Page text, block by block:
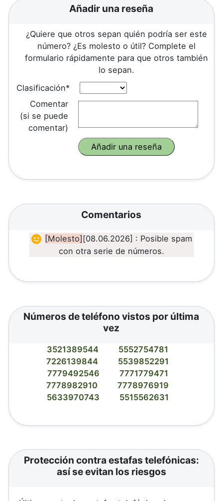
Añadir una reseña
¿Quiere que otros sepan quién podría ser este
número? ¿Es molesto o útil? Complete el
formulario rápidamente para que otros también
lo sepan.
Clasificación*
Comentar
(si se puede
comentar)
Comentarios
[Molesto] [08.06.2026] : Posible spam
con otra serie de números.
Números de teléfono vistos por última
vez
3521389544
5552754781
7226139844
5539852291
7779492546
7771779471
7778982910
7778976919
5633970743
5515562631
Protección contra estafas telefónicas:
así se evitan los riesgos